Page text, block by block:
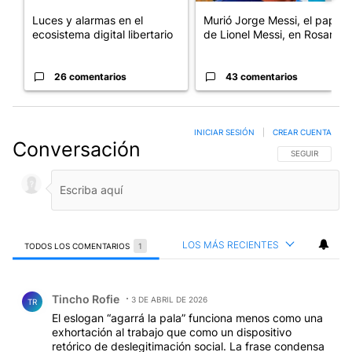
Luces y alarmas en el
ecosistema digital libertario
26 comentarios
Murió Jorge Messi, el papá
de Lionel Messi, en Rosario
43 comentarios
Conversación SIGA ESTA
SEGUIR
INICIAR SESIÓN CREAR CUENTA
TODOS LOS COMENTARIOS 1 LOS MÁS RECIENTES
TR Tincho Rofie 3 DE ABRIL DE 2026
El eslogan “agarrá la pala” funciona menos como una
exhortación al trabajo que como un dispositivo
retórico de deslegitimación social. La frase condensa